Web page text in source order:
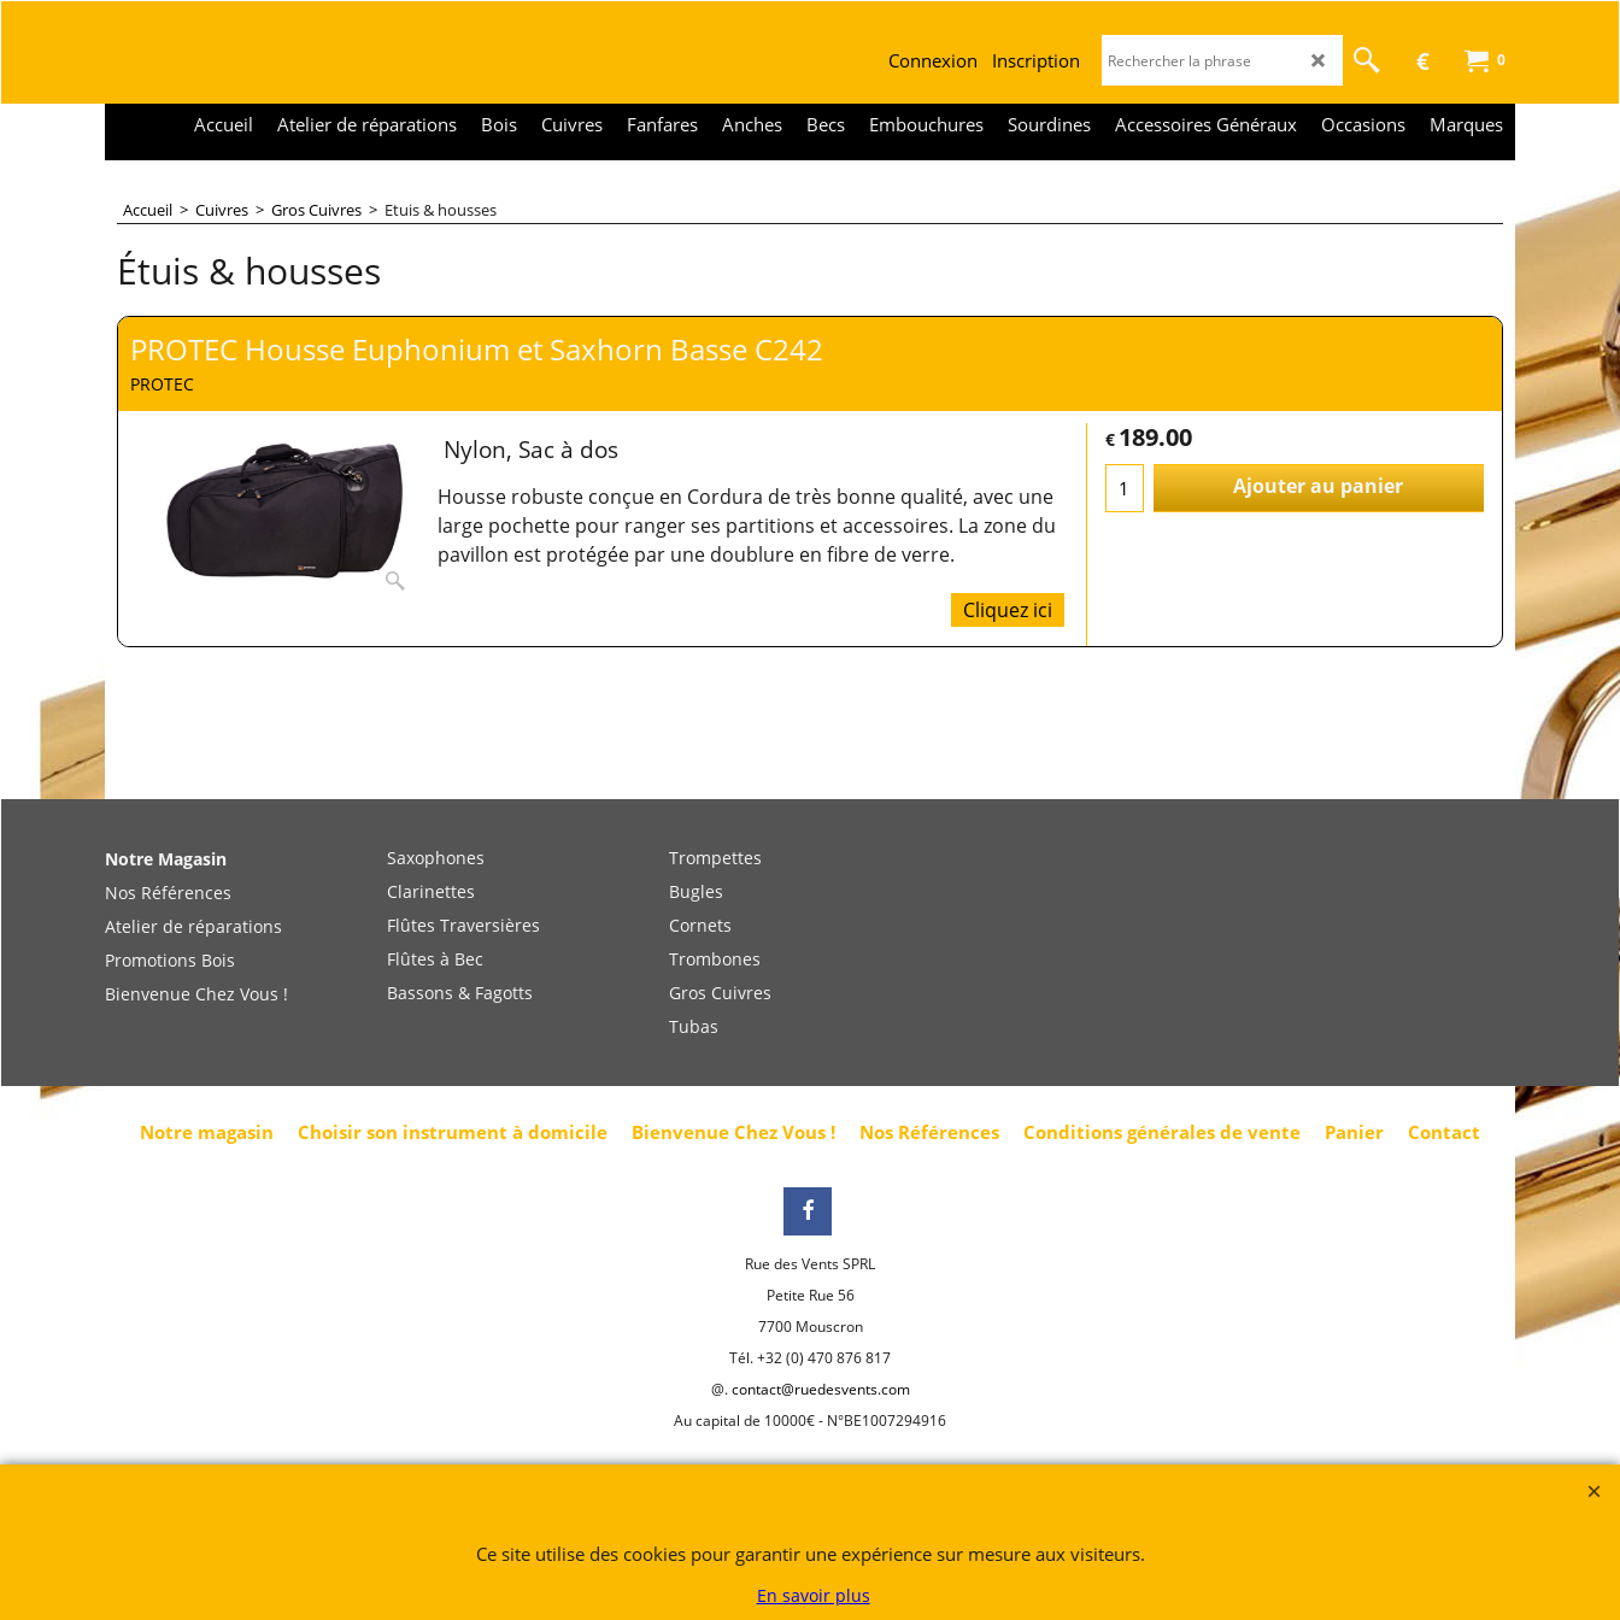
0
€
Connexion Inscription
Accueil Atelier de réparations Bois Cuivres Fanfares Anches Becs Embouchures Sourdines Accessoires Généraux Occasions Marques
Accueil > Cuivres > Gros Cuivres > Etuis & housses
Étuis & housses
PROTEC Housse Euphonium et Saxhorn Basse C242
PROTEC
€ 189.00
Ajouter au panier
Nylon, Sac à dos
Housse robuste conçue en Cordura de très bonne qualité, avec une
large pochette pour ranger ses partitions et accessoires. La zone du
pavillon est protégée par une doublure en fibre de verre.
Cliquez ici
Notre Magasin
Nos Références
Atelier de réparations
Promotions Bois
Bienvenue Chez Vous !
Saxophones
Clarinettes
Flûtes Traversières
Flûtes à Bec
Bassons & Fagotts
Trompettes
Bugles
Cornets
Trombones
Gros Cuivres
Tubas
Notre magasin Choisir son instrument à domicile Bienvenue Chez Vous ! Nos Références Conditions générales de vente Panier Contact
Rue des Vents SPRL
Petite Rue 56
7700 Mouscron
Tél. +32 (0) 470 876 817
@.contact@ruedesvents.com
Au capital de 10000€ - N°BE1007294916
Ce site utilise des cookies pour garantir une expérience sur mesure aux visiteurs.
En savoir plus